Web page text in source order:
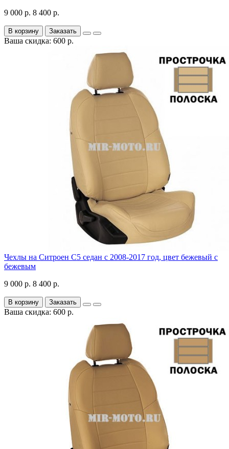
9 000 р. 8 400 р.
В корзину Заказать
Ваша скидка: 600 р.
Чехлы на Ситроен С5 седан с 2008-2017 год, цвет бежевый с
бежевым
9 000 р. 8 400 р.
В корзину Заказать
Ваша скидка: 600 р.